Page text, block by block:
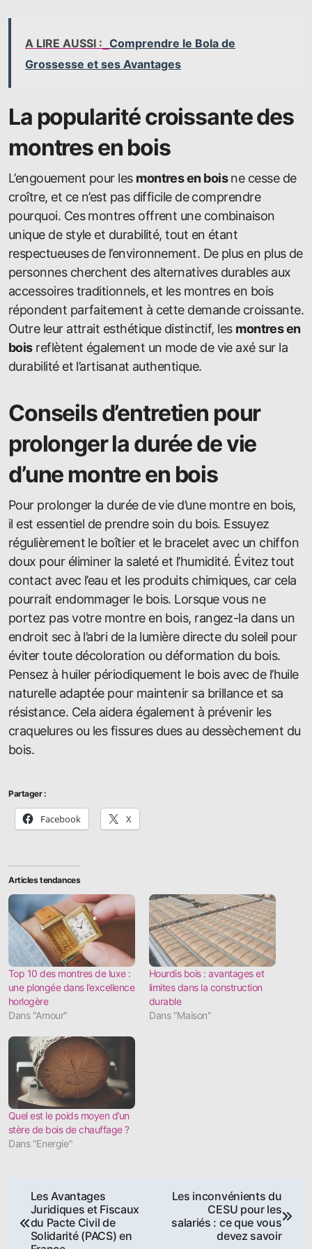
A LIRE AUSSI : Comprendre le Bola de
Grossesse et ses Avantages
La popularité croissante des
montres en bois
L’engouement pour les montres en boisne cesse de
croître, et ce n’est pas difficile de comprendre
pourquoi. Ces montres offrent une combinaison
unique de style et durabilité, tout en étant
respectueuses de l’environnement. De plus en plus de
personnes cherchent des alternatives durables aux
accessoires traditionnels, et les montres en bois
répondent parfaitement à cette demande croissante.
Outre leur attrait esthétique distinctif, les montres en
boisreflètent également un mode de vie axé sur la
durabilité et l’artisanat authentique.
Conseils d’entretien pour
prolonger la durée de vie
d’une montre en bois
Pour prolonger la durée de vie d’une montre en bois,
il est essentiel de prendre soin du bois. Essuyez
régulièrement le boîtier et le bracelet avec un chiffon
doux pour éliminer la saleté et l’humidité. Évitez tout
contact avec l’eau et les produits chimiques, car cela
pourrait endommager le bois. Lorsque vous ne
portez pas votre montre en bois, rangez-la dans un
endroit sec à l’abri de la lumière directe du soleil pour
éviter toute décoloration ou déformation du bois.
Pensez à huiler périodiquement le bois avec de l’huile
naturelle adaptée pour maintenir sa brillance et sa
résistance. Cela aidera également à prévenir les
craquelures ou les fissures dues au dessèchement du
bois.
Partager :
Facebook X
Articles tendances
Top 10 des montres de luxe :
une plongée dans l’excellence
horlogère
Dans "Amour"
Hourdis bois : avantages et
limites dans la construction
durable
Dans "Maison"
Quel est le poids moyen d’un
stère de bois de chauffage ?
Dans "Energie"
Navigation
de
Les Avantages
Juridiques et Fiscaux
du Pacte Civil de
Solidarité (PACS) en
Les inconvénients du
CESU pour les
salariés : ce que vous
devez savoir